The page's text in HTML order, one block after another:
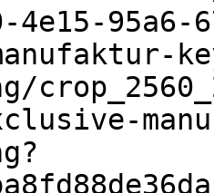
4e15-95a6-